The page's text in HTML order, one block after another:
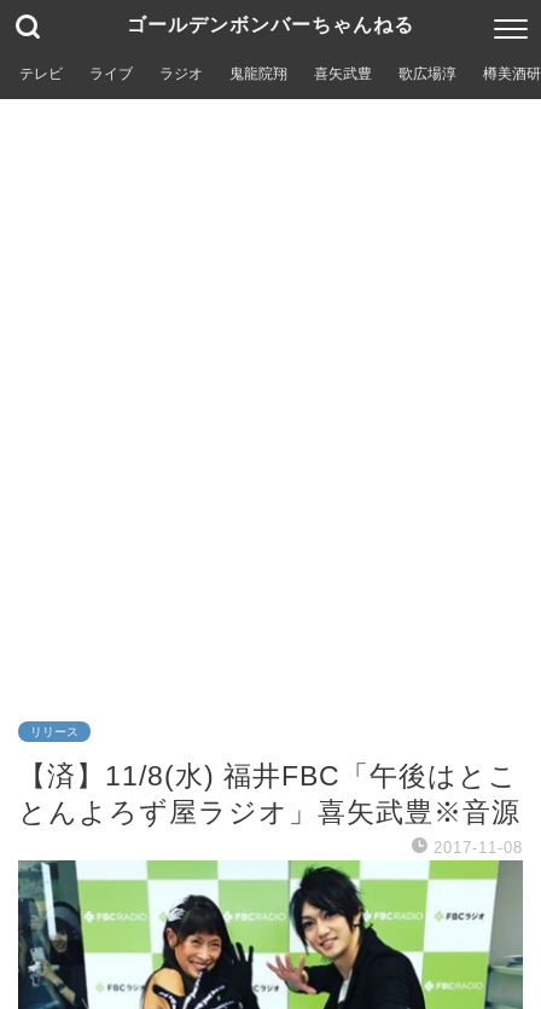
ゴールデンボンバーちゃんねる
テレビ ライブ ラジオ 鬼龍院翔 喜矢武豊 歌広場淳 樽美酒
リリース
【済】11/8(水) 福井FBC「午後はとこ
とんよろず屋ラジオ」喜矢武豊※音源
2017-11-08